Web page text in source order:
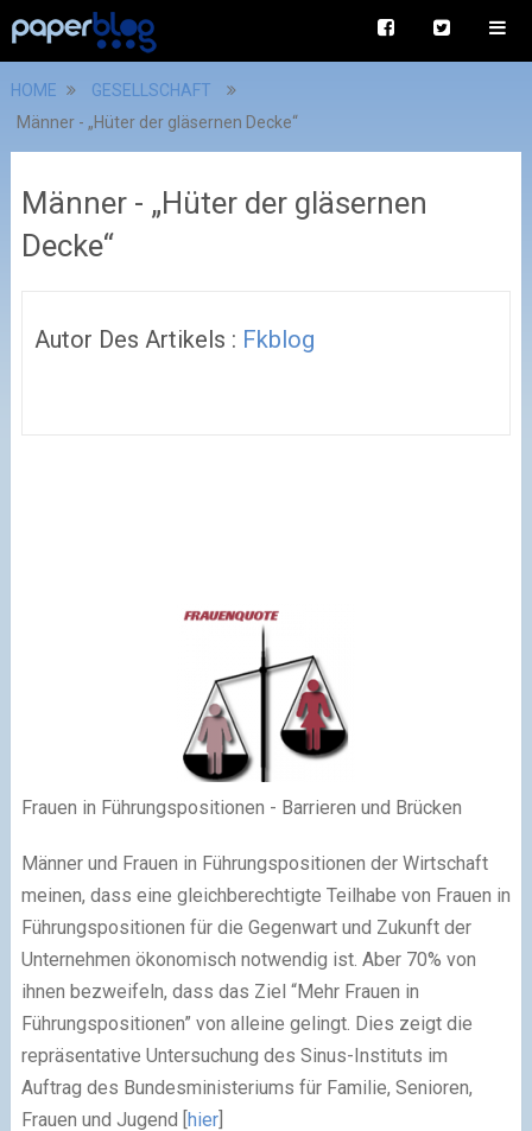
HOME
GESELLSCHAFT
Männer - „Hüter der gläsernen Decke“
Männer - „Hüter der gläsernen
Decke“
Autor Des Artikels : Fkblog
Frauen in Führungspositionen - Barrieren und Brücken
Männer und Frauen in Führungspositionen der Wirtschaft
meinen, dass eine gleichberechtigte Teilhabe von Frauen in
Führungspositionen für die Gegenwart und Zukunft der
Unternehmen ökonomisch notwendig ist. Aber 70% von
ihnen bezweifeln, dass das Ziel “Mehr Frauen in
Führungspositionen” von alleine gelingt. Dies zeigt die
repräsentative Untersuchung des Sinus-Instituts im
Auftrag des Bundesministeriums für Familie, Senioren,
Frauen und Jugend [hier]